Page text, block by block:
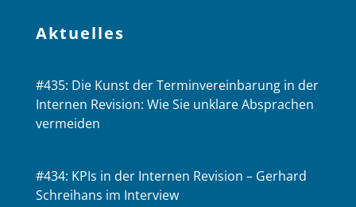
Aktuelles
#435: Die Kunst der Terminvereinbarung in der
Internen Revision: Wie Sie unklare Absprachen
vermeiden
#434: KPIs in der Internen Revision – Gerhard
Schreihans im Interview